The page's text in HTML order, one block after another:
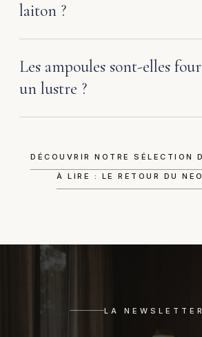
laiton ?
Les ampoules sont-elles
un lustre ?
DÉCOUVRIR NOTRE SÉLECTION
À LIRE : LE RETOUR DU
LA NEWSLETTER